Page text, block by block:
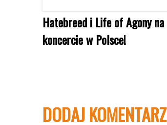
Hatebreed i Life of Agony na
koncercie w Polsce!
DODAJ KOMENTARZ